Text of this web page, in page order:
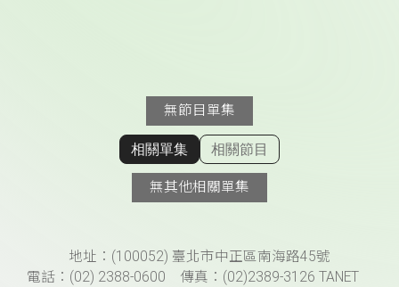
無節目單集
顯示相關單集
相關單集 相關節目
無其他相關單集
頁尾資訊地址：(100052) 臺北市中正區南海路45號
電話：(02) 2388-0600 傳真：(02)2389-3126 TANET